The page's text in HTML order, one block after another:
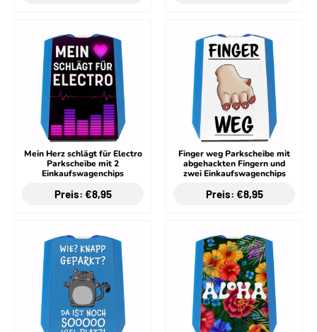
Mein Herz schlägt für Electro
Parkscheibe mit 2
Einkaufswagenchips
Preis: €8,95
Finger weg Parkscheibe mit
abgehackten Fingern und
zwei Einkaufswagenchips
Preis: €8,95